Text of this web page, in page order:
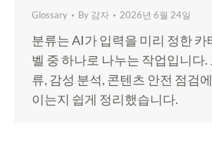
Glossary By 감자 2026년 6월 24일
분류는 AI가 입력을 미리 정한 카
벨 중 하나로 나누는 작업입니다.
류, 감성 분석, 콘텐츠 안전 점검
이는지 쉽게 정리했습니다.